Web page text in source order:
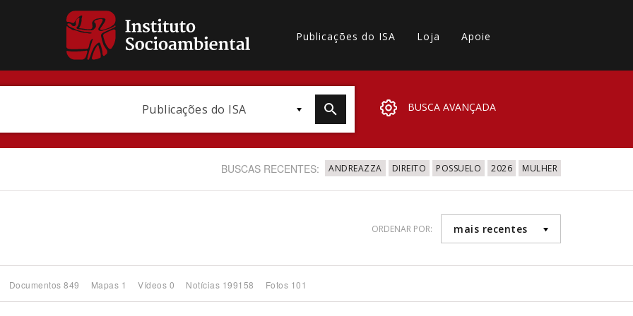
Publicações do ISA Loja Apoie
Publicações do ISA BUSCA AVANÇADA
BUSCAS RECENTES: ANDREAZZA DIREITO POSSUELO 2026 MULHER
ORDENAR POR: mais recentes
Documentos 849 Mapas 1 Vídeos 0 Notícias 199158 Fotos 101